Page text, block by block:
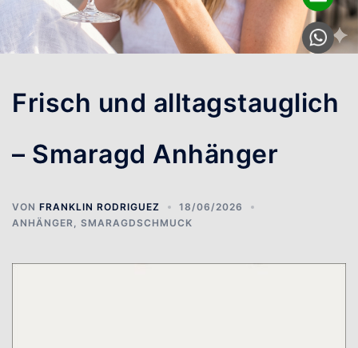
Frisch und alltagstauglich
– Smaragd Anhänger
VON FRANKLIN RODRIGUEZ
18/06/2026
ANHÄNGER
SMARAGDSCHMUCK